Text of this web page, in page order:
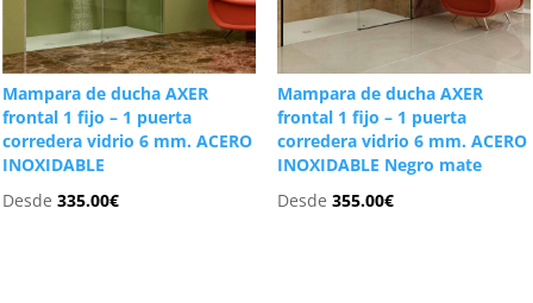
Mampara de ducha AXER
frontal 1 fijo – 1 puerta
corredera vidrio 6 mm. ACERO
INOXIDABLE
Desde335.00€
Mampara de ducha AXER
frontal 1 fijo – 1 puerta
corredera vidrio 6 mm. ACERO
INOXIDABLE Negro mate
Desde 355.00€